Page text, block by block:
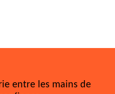
entre les mains de